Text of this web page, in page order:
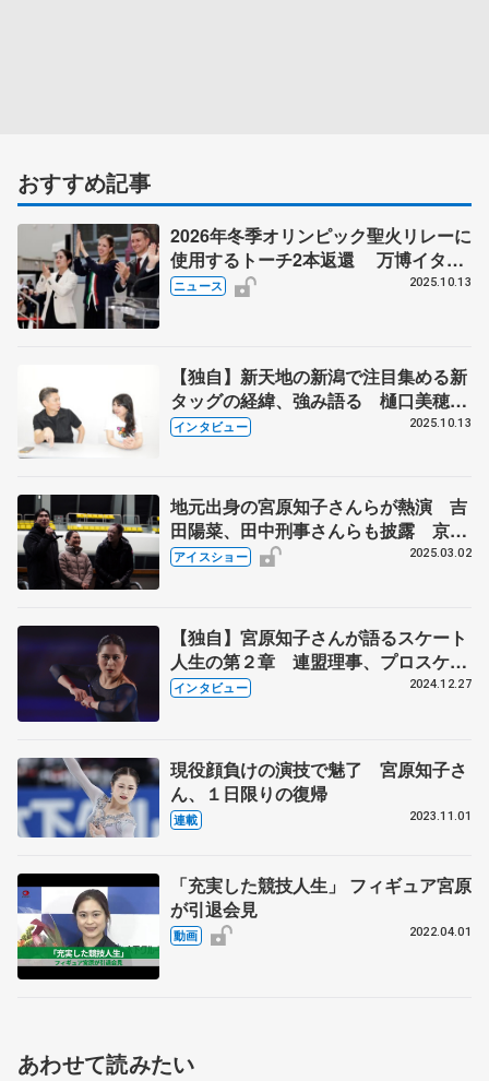
おすすめ記事
2026年冬季オリンピック聖火リレーに
使用するトーチ2本返還 万博イタリ
ア館で閉館式典にコストナーさんや宮
ニュース 2025.10.13
【独自】新天地の新潟で注目集める新
タッグの経緯、強み語る 樋口美穂子
コーチは表現、田村岳斗コーチはジャ
インタビュー 2025.10.13
地元出身の宮原知子さんらが熱演 吉
田陽菜、田中刑事さんらも披露 京都
フィギュアスケートフェスティバル
アイスショー 2025.03.02
【独自】宮原知子さんが語るスケート
人生の第２章 連盟理事、プロスケー
ター、解説者、振付師 新たな挑戦と
インタビュー 2024.12.27
現役顔負けの演技で魅了 宮原知子さ
ん、１日限りの復帰
連載 2023.11.01
「充実した競技人生」 フィギュア宮原
が引退会見
動画 2022.04.01
あわせて読みたい